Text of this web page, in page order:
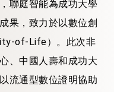
聯庭智能為成功大學
果，致力於以數位創
of-Life）。此次非
、中國人壽和成功大
流通型數位證明協助